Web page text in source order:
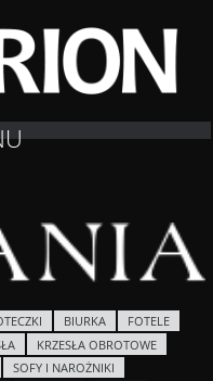
BIURKA
FOTELE
KRZESŁA OBROTOWE
SOFY I NAROŻNIKI